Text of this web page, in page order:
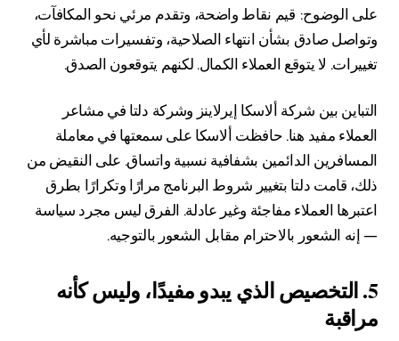
على الوضوح: قيم نقاط واضحة، وتقدم مرئي نحو المكافآت،
وتواصل صادق بشأن انتهاء الصلاحية، وتفسيرات مباشرة لأي
تغييرات. لا يتوقع العملاء الكمال. لكنهم يتوقعون الصدق.
التباين بين شركة ألاسكا إيرلاينز وشركة دلتا في مشاعر
العملاء مفيد هنا. حافظت ألاسكا على سمعتها في معاملة
المسافرين الدائمين بشفافية نسبية واتساق. على النقيض من
ذلك، قامت دلتا بتغيير شروط البرنامج مرارًا وتكرارًا بطرق
اعتبرها العملاء مفاجئة وغير عادلة. الفرق ليس مجرد سياسة
— إنه الشعور بالاحترام مقابل الشعور بالتوجيه.
5. التخصيص الذي يبدو مفيدًا، وليس كأنه
مراقبة